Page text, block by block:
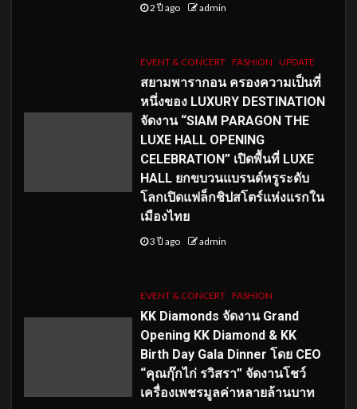
2 ปี ago admin
EVENT & CONCERT FASHION UPDATE
สยามพารากอน ครองความเป็นที่
หนึ่งของ LUXURY DESTINATION
จัดงาน “SIAM PARAGON THE
LUXE HALL OPENING
CELEBRATION” เปิดพื้นที่ LUXE
HALL ยกขบวนแบรนด์หรูระดับ
โลกเปิดแฟล็กชิปสโตร์แห่งแรกใน
เมืองไทย
3 ปี ago admin
EVENT & CONCERT FASHION
KK Diamonds จัดงาน Grand
Opening KK Diamond & KK
Birth Day Gala Dinner โดย CEO
“คุณกุ๊กไก่ รวิสรา” จัดงานโชว์
เครื่องเพชรมูลค่าหลายล้านบาท